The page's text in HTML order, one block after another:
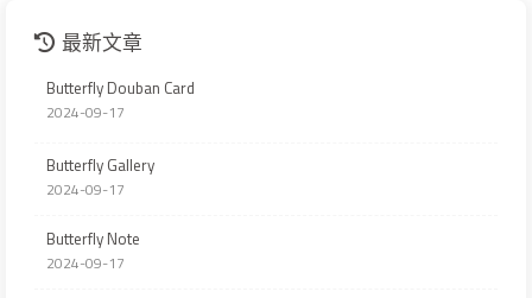
最新文章
Butterfly Douban Card
2024-09-17
Butterfly Gallery
2024-09-17
Butterfly Note
2024-09-17